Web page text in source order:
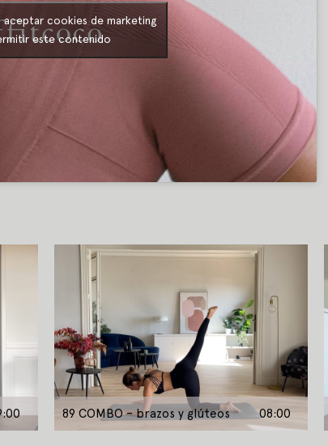
aceptar cookies de marketing
este contenido
89 COMBO – brazos y glúteos 08:00